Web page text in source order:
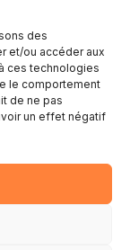
des
et/ou accéder aux
ces technologies
le comportement
de ne pas
un effet négatif
– Miss